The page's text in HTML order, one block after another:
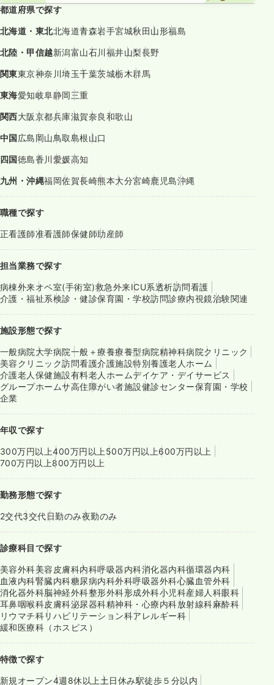
都道府県で探す
北海道・東北北海道青森岩手宮城秋田山形福島
北陸・甲信越新潟富山石川福井山梨長野
関東東京神奈川埼玉千葉茨城栃木群馬
東海愛知岐阜静岡三重
関西大阪京都兵庫滋賀奈良和歌山
中国広島岡山鳥取島根山口
四国徳島香川愛媛高知
九州・沖縄福岡佐賀長崎熊本大分宮崎鹿児島沖縄
職種で探す
正看護師准看護師保健師助産師
担当業務で探す
病棟外来オペ室(手術室)救急外来ICU系透析訪問看護
介護・福祉系検診・健診保育園・学校訪問診療内視鏡治験関連
施設形態で探す
一般病院大学病院一般＋療養療養型病院精神科病院クリニック
美容クリニック訪問看護介護施設特別養護老人ホーム
介護老人保健施設有料老人ホームデイケア・デイサービス
グループホームサ高住障がい者施設健診センター保育園・学校
企業
年収で探す
300万円以上400万円以上 500万円以上600万円以上
700万円以上800万円以上
勤務形態で探す
2交代3交代日勤のみ夜勤のみ
診療科目で探す
美容外科美容皮膚科内科呼吸器内科消化器内科循環器内科
血液内科腎臓内科糖尿病内科外科呼吸器外科心臓血管外科
消化器外科脳神経外科整形外科形成外科小児科産婦人科眼科
耳鼻咽喉科皮膚科泌尿器科精神科・心療内科放射線科麻酔科
リウマチ科リハビリテーション科アレルギー科
緩和医療科（ホスピス）
特徴で探す
新規オープン4週8休以上 土日休み駅徒歩５分以内